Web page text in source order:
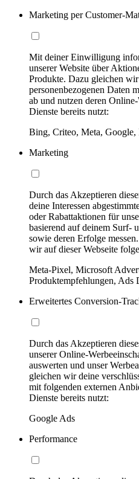
Marketing per Customer-
Mit deiner Einwilligung
unserer Website über
Produkte. Dazu gleichen
personenbezogenen Daten
ab und nutzen deren
Dienste bereits nutzt:
Bing, Criteo, Meta,
Marketing
Durch das Akzeptieren
deine Interessen
oder Rabattaktionen für
basierend auf deinem Surf-
sowie deren Erfolge
wir auf dieser Webseite
Meta-Pixel, Microsoft
Produktempfehlungen, Ads
Erweitertes Conversion-
Durch das Akzeptieren
unserer Online-
auswerten und unser
gleichen wir deine
mit folgenden externen
Dienste bereits nutzt:
Google Ads
Performance